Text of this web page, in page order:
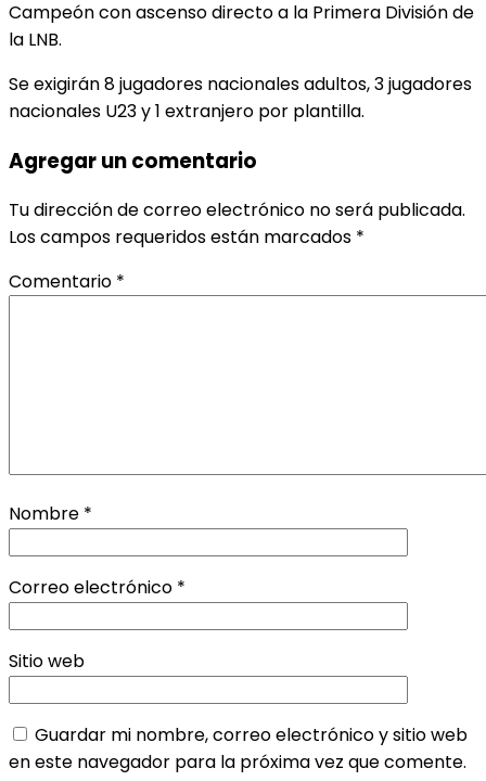
Campeón con ascenso directo a la Primera División de
la LNB.
Se exigirán 8 jugadores nacionales adultos, 3 jugadores
nacionales U23 y 1 extranjero por plantilla.
Agregar un comentario
Tu dirección de correo electrónico no será publicada.
Los campos requeridos están marcados *
Comentario *
Nombre *
Correo electrónico *
Sitio web
Guardar mi nombre, correo electrónico y sitio web
en este navegador para la próxima vez que comente.